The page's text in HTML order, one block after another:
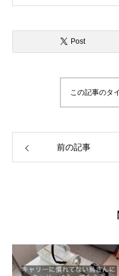
いろ
イ
イン
に、
える
Post
この記事のタ
前の記事